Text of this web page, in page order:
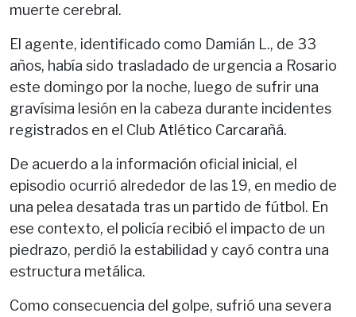
muerte cerebral.
El agente, identificado como Damián L., de 33
años, había sido trasladado de urgencia a Rosario
este domingo por la noche, luego de sufrir una
gravísima lesión en la cabeza durante incidentes
registrados en el Club Atlético Carcarañá.
De acuerdo a la información oficial inicial, el
episodio ocurrió alrededor de las 19, en medio de
una pelea desatada tras un partido de fútbol. En
ese contexto, el policía recibió el impacto de un
piedrazo, perdió la estabilidad y cayó contra una
estructura metálica.
Como consecuencia del golpe, sufrió una severa